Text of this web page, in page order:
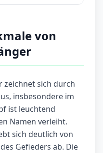
von
zeichnet sich durch
insbesondere im
ist leuchtend
Namen verleiht.
sich deutlich von
Gefieders ab. Die